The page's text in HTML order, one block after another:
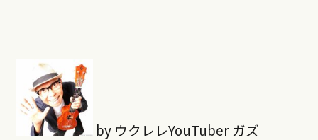
by ウクレレYouTuber ガズ